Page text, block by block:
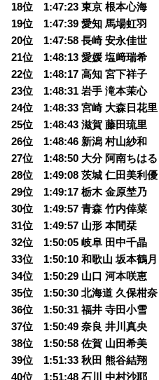
18位 1:47:23 東京 根本心海
19位 1:47:39 愛知 馬場虹羽
20位 1:47:58 長崎 安永佳世
21位 1:48:13 愛媛 塩﨑瑞希
22位 1:48:17 高知 宮下祥子
23位 1:48:31 岩手 滝本茉心
24位 1:48:33 宮崎 大森日花里
25位 1:48:43 滋賀 藤田琉里
26位 1:48:46 新潟 村山紗和
27位 1:48:50 大分 阿南ちはる
28位 1:49:08 茨城 仁田美利優
29位 1:49:17 栃木 金原埜乃
30位 1:49:57 青森 竹内倖菜
31位 1:49:57 山形 本間栞
32位 1:50:05 岐阜 田中千晶
33位 1:50:10 和歌山 坂本鶴月
34位 1:50:29 山口 河本咲恵
35位 1:50:30 北海道 久保柑奈
36位 1:50:31 福井 寺田小雪
37位 1:50:49 奈良 井川真央
38位 1:50:58 佐賀 山田希美
39位 1:51:33 秋田 熊谷結翔
40位 1:51:48 石川 中村沙耶